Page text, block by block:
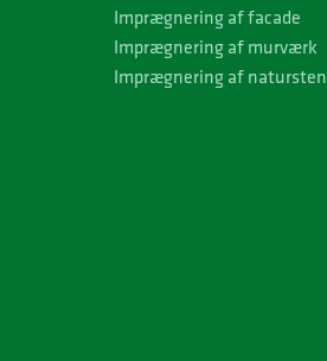
Imprægnering af facade
Imprægnering af murværk
Imprægnering af natursten